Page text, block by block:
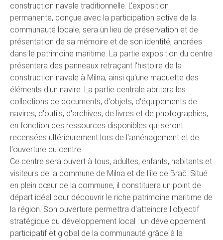
construction navale traditionnelle. L'exposition
permanente, conçue avec la participation active de la
communauté locale, sera un lieu de préservation et de
présentation de sa mémoire et de son identité, ancrées
dans le patrimoine maritime. La partie exposition du centre
présentera des panneaux retraçant l'histoire de la
construction navale à Milna, ainsi qu'une maquette des
éléments d'un navire. La partie centrale abritera les
collections de documents, d'objets, d'équipements de
navires, d'outils, d'archives, de livres et de photographies,
en fonction des ressources disponibles qui seront
recensées ultérieurement lors de l'aménagement et de
l'ouverture du centre.
Ce centre sera ouvert à tous, adultes, enfants, habitants et
visiteurs de la commune de Milna et de l'île de Brač. Situé
en plein cœur de la commune, il constituera un point de
départ idéal pour découvrir le riche patrimoine maritime de
la région. Son ouverture permettra d'atteindre l'objectif
stratégique du développement local : un développement
participatif et global de la communauté grâce à la